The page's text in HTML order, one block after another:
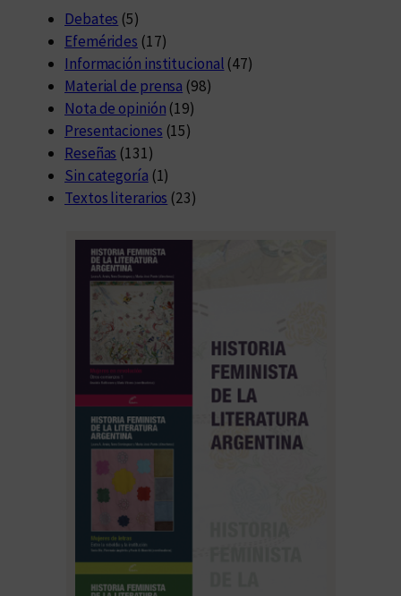
Debates (5)
Efemérides (17)
Información institucional (47)
Material de prensa (98)
Nota de opinión (19)
Presentaciones (15)
Reseñas (131)
Sin categoría (1)
Textos literarios (23)